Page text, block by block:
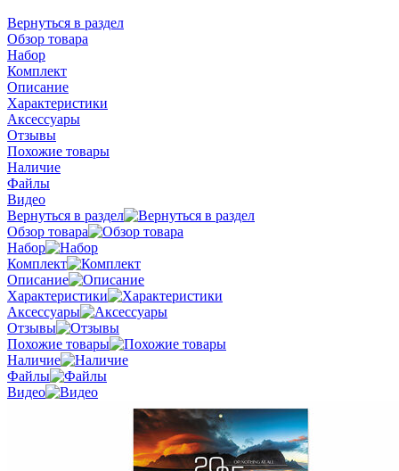
Вернуться в раздел
Обзор товара
Набор
Комплект
Описание
Характеристики
Аксессуары
Отзывы
Похожие товары
Наличие
Файлы
Видео
Вернуться в раздел
Обзор товара
Набор
Комплект
Описание
Характеристики
Аксессуары
Отзывы
Похожие товары
Наличие
Файлы
Видео